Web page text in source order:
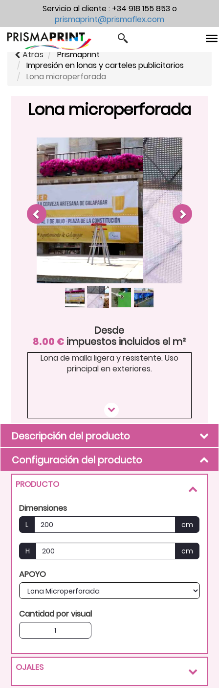
Servicio al cliente : +34 918 155 853 o
prismaprint@prismaflex.com
Atrás
Prismaprint
Impresión en lonas y carteles publicitarios
Lona microperforada
Lona microperforada
Previous
Desde
8.00 € impuestos incluidos el m²
Lona de malla ligera y resistente. Uso
principal en exteriores.
Descripción del producto
Configuración del producto
PRODUCTO
Dimensiones
L cm
H cm
APOYO
Cantidad por visual
OJALES